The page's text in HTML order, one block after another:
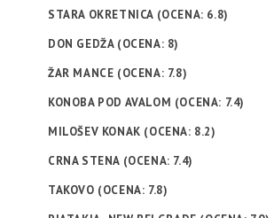
STARA OKRETNICA (OCENA: 6.8)
DON GEDŽA (OCENA: 8)
ŽAR MANCE (OCENA: 7.8)
KONOBA POD AVALOM (OCENA: 7.4)
MILOŠEV KONAK (OCENA: 8.2)
CRNA STENA (OCENA: 7.4)
TAKOVO (OCENA: 7.8)